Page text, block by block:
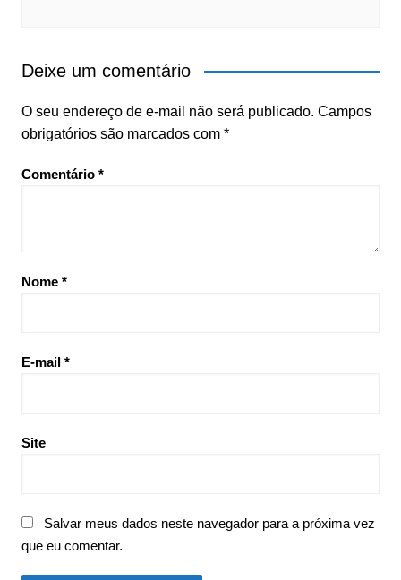
Deixe um comentário
O seu endereço de e-mail não será publicado. Campos
obrigatórios são marcados com *
Comentário *
Nome *
E-mail *
Site
Salvar meus dados neste navegador para a próxima vez
que eu comentar.